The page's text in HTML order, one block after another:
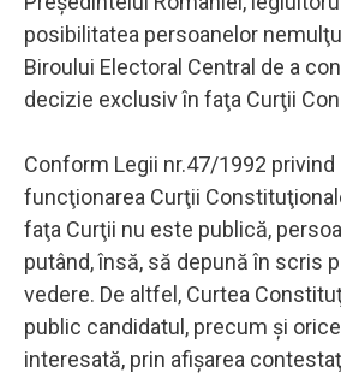
posibilitatea persoanelor
Biroului Electoral Central de a
decizie exclusiv în faţa Curţii
Conform Legii nr.47/1992 privind
funcţionarea Curţii
faţa Curţii nu este publică,
putând, însă, să depună în scris
vedere. De altfel, Curtea
public candidatul, precum şi
interesată, prin afişarea